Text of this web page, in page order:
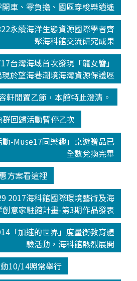
車、零負擔、園區穿梭樂逍遙
永續海洋生態資源國際學者齊
聚海科館交流研究成果
台灣海域首次發現「龍女簪」
現於望海巷潮境海灣資源保護區
軒閒置乙節，本館特此澄清。
群回歸活動暫停乙次
動-Muse17同樂趣」桌遊贈品已
全數兌換完畢
方案看這裡
2017海科館國際環境藝術及海
創意家駐館計畫-第3期作品發表
「加速的世界」度量衡教育體
驗活動，海科館熱烈展開
10/14照常舉行